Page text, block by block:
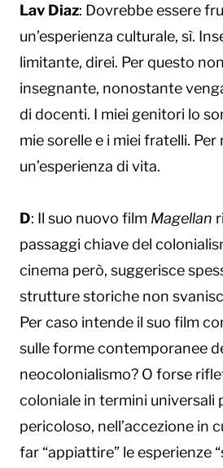
Lav Diaz: Dovrebbe essere
un’esperienza culturale, sì.
limitante, direi. Per questo
insegnante, nonostante
di docenti. I miei genitori lo
mie sorelle e i miei fratelli. Per
un’esperienza di vita.
D: Il suo nuovo film Magellan
passaggi chiave del
cinema però, suggerisce
strutture storiche non
Per caso intende il suo film
sulle forme contemporanee
neocolonialismo? O forse
coloniale in termini universali
pericoloso, nell’accezione in
far “appiattire” le esperienze